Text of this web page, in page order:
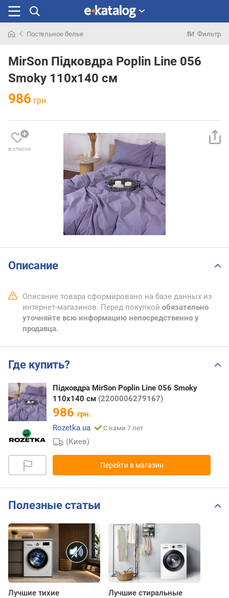
раньше
Постельное белье Фильтр
MirSon Підковдра Poplin Line 056
Smoky 110х140 см
986 грн.
в список
Описание
Описание товара сформировано на базе данных из
интернет-магазинов. Перед покупкой обязательно
уточняйте всю информацию непосредственно у
продавца.
Где купить?
Підковдра MirSon Poplin Line 056 Smoky
110х140 см (2200006279167)
986 грн.
Rozetka.ua
С нами 7 лет
(Киев)
Перейти в магазин
Полезные статьи
Лучшие тихие
Лучшие стиральные